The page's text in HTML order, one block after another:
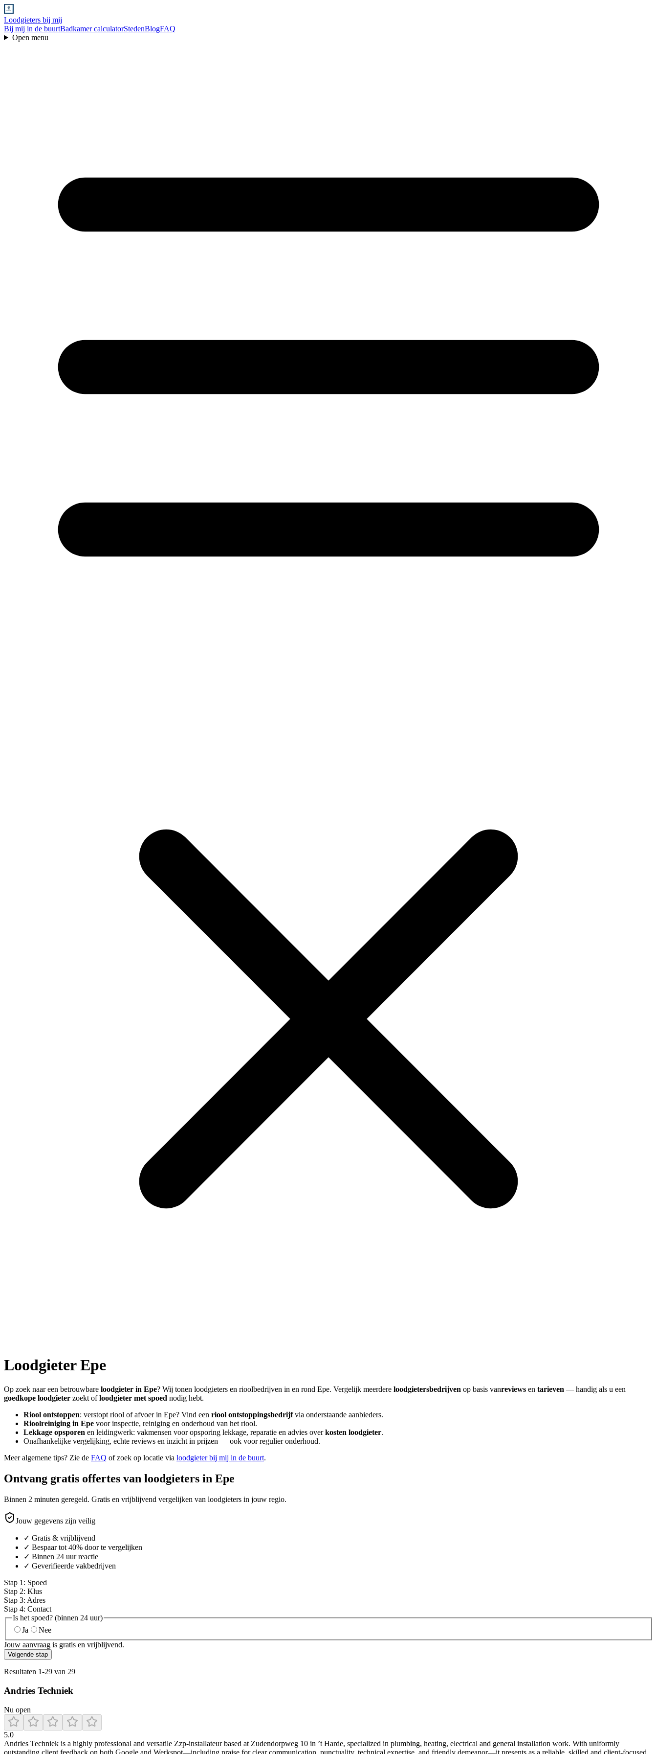
Loodgieters bij mij
Bij mij in de buurtBadkamer calculatorStedenBlogFAQ
Open menu
LoodgieterEpe
Op zoek naar een betrouwbare loodgieter in Epe? Wij tonen loodgieters en rioolbedrijven in en rond Epe. Vergelijk meerdere loodgietersbedrijven op basis vanreviews en tarieven — handig als u een
goedkope loodgieter zoekt ofloodgieter met spoed nodig hebt.
Riool ontstoppen: verstopt riool of afvoer in Epe? Vind een riool ontstoppingsbedrijfvia onderstaande aanbieders.
Rioolreiniging in Epe voor inspectie, reiniging en onderhoud van het riool.
Lekkage opsporen en leidingwerk: vakmensen voor opsporing lekkage, reparatie en advies overkosten loodgieter.
Onafhankelijke vergelijking, echte reviews en inzicht in prijzen — ook voor regulier onderhoud.
Meer algemene tips? Zie de FAQ of zoek op locatie via loodgieter bij mij in de buurt.
Ontvang gratis offertes van loodgieters in Epe
Binnen 2 minuten geregeld. Gratis en vrijblijvend vergelijken van loodgieters in jouw regio.
Jouw gegevens zijn veilig
✓ Gratis & vrijblijvend
✓ Bespaar tot 40% door te vergelijken
✓ Binnen 24 uur reactie
✓ Geverifieerde vakbedrijven
Stap 1 : Spoed
Stap 2: Klus
Stap 3: Adres
Stap 4: Contact
Is het spoed? (binnen 24 uur)
Ja
Nee
Jouw aanvraag is gratis en vrijblijvend.
Volgende stap
Resultaten 1-29 van 29
Andries Techniek
Nu open
5.0
Andries Techniek is a highly professional and versatile Zzp-installateur based at Zudendorpweg 10 in ’t Harde, specialized in plumbing, heating, electrical and general installation work. With uniformly
outstanding client feedback on both Google and Werkspot—including praise for clear communication, punctuality, technical expertise, and friendly demeanor—it presents as a reliable, skilled and client-focused